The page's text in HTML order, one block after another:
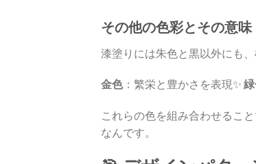
その他の色彩とその意味
漆塗りには朱色と黒以外にも
金色：繁栄と豊かさを表現✨
これらの色を組み合わせるこ
なんです。